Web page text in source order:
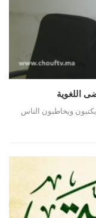
اللغوية
ويخاطبون الناس